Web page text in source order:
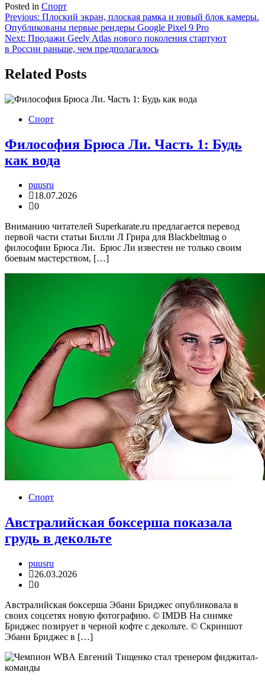
Posted in Спорт
Навигация
по
записям
Previous: Плоский экран, плоская рамка и новый блок камеры.
Опубликованы первые рендеры Google Pixel 9 Pro
Next: Продажи Geely Atlas нового поколения стартуют
в России раньше, чем предполагалось
Related Posts
Спорт
Философия Брюса Ли. Часть 1: Будь
как вода
puusru
18.07.2026
0
Вниманию читателей Superkarate.ru предлагается перевод
первой части статьи Билли Л Грира для Blackbeltmag о
философии Брюса Ли. Брюс Ли известен не только своим
боевым мастерством, […]
Спорт
Австралийская боксерша показала
грудь в декольте
puusru
26.03.2026
0
Австралийская боксерша Эбани Бриджес опубликовала в
своих соцсетях новую фотографию. © IMDB На снимке
Бриджес позирует в черной кофте с декольте. © Скриншот
Эбани Бриджес в […]